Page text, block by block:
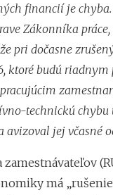
financií je
Zákonníka
pri dočasne
ktoré budú
technickú
avizoval jej včasné
má